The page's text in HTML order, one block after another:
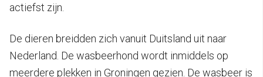
actiefst zijn.
De dieren breidden zich vanuit Duitsland uit naar
Nederland. De wasbeerhond wordt inmiddels op
meerdere plekken in Groningen gezien. De wasbeer is